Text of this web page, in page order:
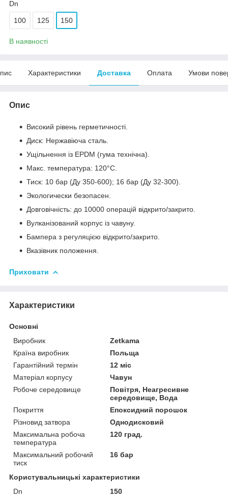
Dn
100 125 150
В наявності
Характеристики Доставка Оплата Умови
Опис
Високий рівень герметичності.
Диск: Нержавіюча сталь.
Ущільнення із EPDM (гума технічна).
Макс. температура: 120°C.
Тиск: 10 бар (Ду 350-600); 16 бар (Ду 32-300).
Экологически безопасен.
Довговічність: до 10000 операцій відкрито/закрито.
Вулканізований корпус із чавуну.
Бампера з регуляцією відкрито/закрито.
Вказівник положення.
Приховати
Характеристики
Основні
Виробник
Zetkama
Країна виробник
Польща
Гарантійний термін
12 міс
Матеріал корпусу
Чавун
Робоче середовище
Повітря, Неагресивне
середовище, Вода
Покриття
Епоксидний порошок
Різновид затвора
Однодисковий
Максимальна робоча
температура
120 град.
Максимальний робочий
тиск
16 бар
Користувальницькі характеристики
Dn
150